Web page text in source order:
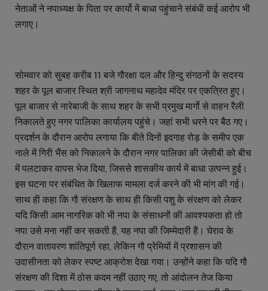
नेताओं ने नपाध्यक्ष के पिता पर कार्यो में बाधा पहुंचाने संबंधी कई आरोप भी
लगाए।
सोमवार को सुबह करीब 11 बजे गौरक्षा दल और हिन्दु संगठनों के सदस्य
शहर के पूल बाजार स्थित श्री जागनाथ महादेव मंदिर पर एकत्रित हुए।
पूल बाजार से नारेबाजी के साथ शहर के सभी प्रमुख मार्गो से वाहन रैली
निकालते हुए नगर पालिका कार्यालय पहुंचे। जहां सभी धरने पर बैठ गए।
प्रदर्शन के दौरान आरोप लगाया कि बीते दिनों इदगाह रोड़ के समीप एक
नाले में गिरी भैंस को निकालने के दौरान नगर पालिका की जेसीबी को बीच
में पलटाकर वापस भेज दिया, जिससे शासकीय कार्य में बाधा उत्पन्न हुई।
इस घटना पर संबंधित के खिलाफ मामला दर्ज करने की भी मांग की गई।
साथ ही कहा कि गौ संरक्षण के साथ ही किसी पशु के संरक्षण को लेकर
यदि किसी आम नागरिक को भी नपा के संसाधनों की आवश्यकता हो तो
नपा उसे मना नहीं कर सकती हैं, यह नपा की जिम्मेदारी हैं। घेराव के
दौरान वातावरण शांतिपूर्ण रहा, लेकिन गौ प्रेमियों में प्रशासन की
उदासीनता को लेकर स्पष्ट आक्रोश देखा गया। उन्होंने कहा कि यदि गौ
संरक्षण की दिशा में ठोस कदम नहीं उठाए गए, तो आंदोलन तेज किया